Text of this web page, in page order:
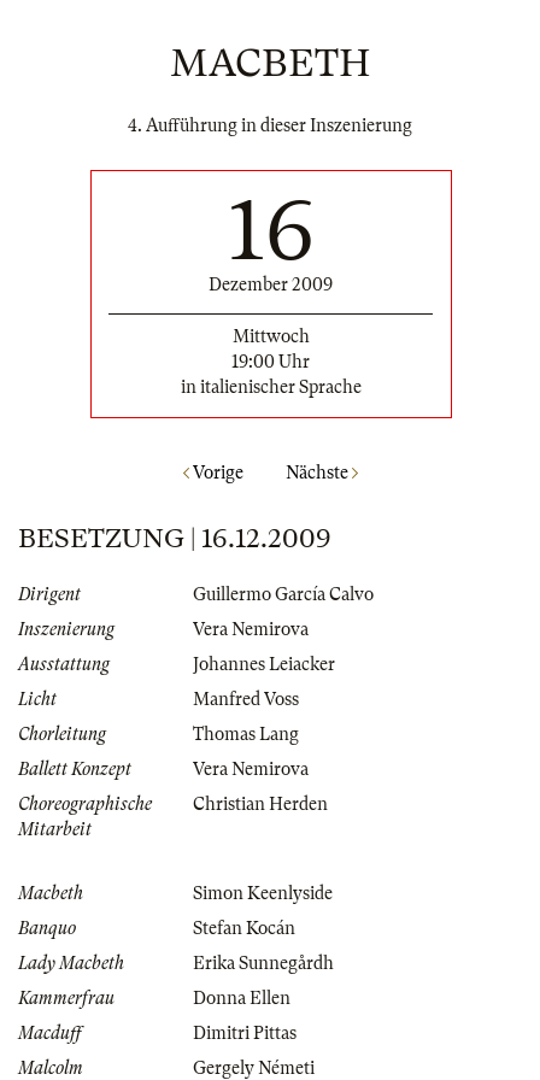
MACBETH
4. Aufführung in dieser Inszenierung
16
Dezember 2009
Mittwoch
19:00 Uhr
in italienischer Sprache
Vorige Nächste
BESETZUNG | 16.12.2009
Dirigent
Guillermo García Calvo
Inszenierung
Vera Nemirova
Ausstattung
Johannes Leiacker
Licht
Manfred Voss
Chorleitung
Thomas Lang
Ballett Konzept
Vera Nemirova
Choreographische
Mitarbeit
Christian Herden
Macbeth
Simon Keenlyside
Banquo
Stefan Kocán
Lady Macbeth
Erika Sunnegårdh
Kammerfrau
Donna Ellen
Macduff
Dimitri Pittas
Malcolm
Gergely Németi